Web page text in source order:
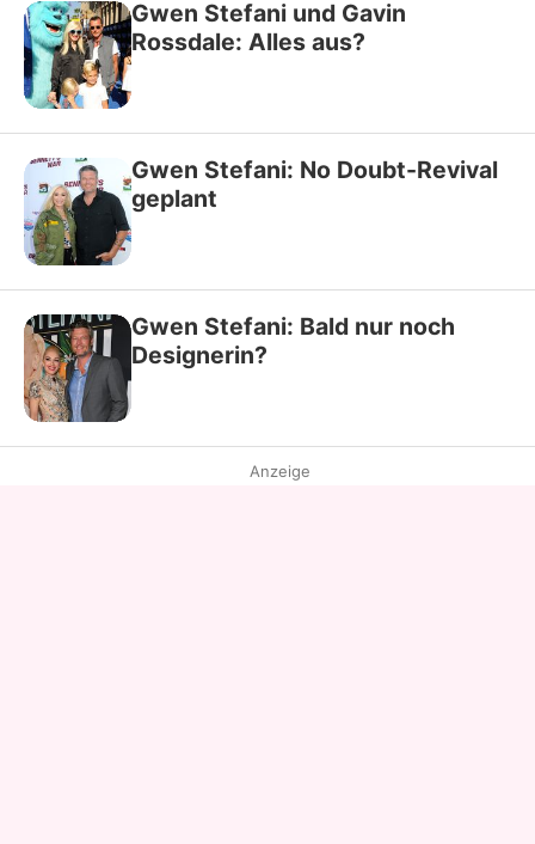
Gwen Stefani und Gavin
Rossdale: Alles aus?
Gwen Stefani: No Doubt-Revival
geplant
Gwen Stefani: Bald nur noch
Designerin?
Anzeige